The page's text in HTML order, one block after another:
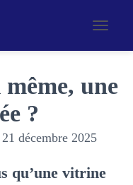
une
?
21 décembre 2025
qu’une vitrine